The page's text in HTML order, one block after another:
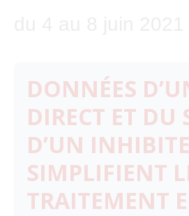
DONNÉES
DIRECT ET
D’UN
SIMPLIFIENT
TRAITEMENT